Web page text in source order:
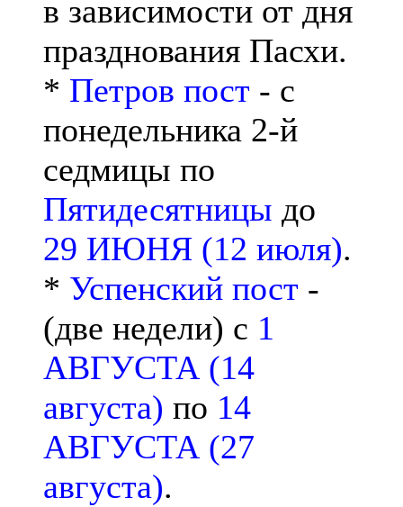
в зависимости от дня
празднования Пасхи.
* Петров пост - с
понедельника 2-й
седмицы по
Пятидесятницы до
29 ИЮНЯ (12 июля).
* Успенский пост -
(две недели) с 1
АВГУСТА (14
августа) по 14
АВГУСТА (27
августа).